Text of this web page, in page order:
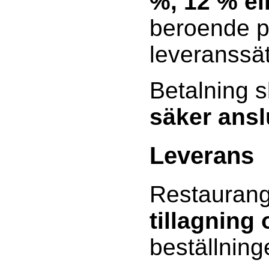
beroende
Betalning
säker
Leverans
tillagning